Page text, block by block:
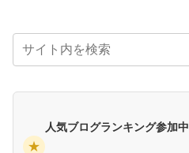
★
人気ブログランキング参加中